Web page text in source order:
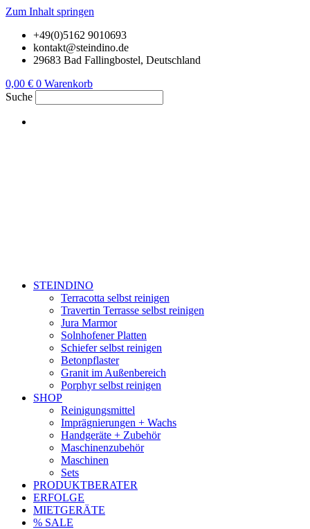
Zum Inhalt springen
+49(0)5162 9010693
kontakt@steindino.de
29683 Bad Fallingbostel, Deutschland
0,00 € 0 Warenkorb
Suche
STEINDINO
Terracotta selbst reinigen
Travertin Terrasse selbst reinigen
Jura Marmor
Solnhofener Platten
Schiefer selbst reinigen
Betonpflaster
Granit im Außenbereich
Porphyr selbst reinigen
SHOP
Reinigungsmittel
Imprägnierungen + Wachs
Handgeräte + Zubehör
Maschinenzubehör
Maschinen
Sets
PRODUKTBERATER
ERFOLGE
MIETGERÄTE
% SALE